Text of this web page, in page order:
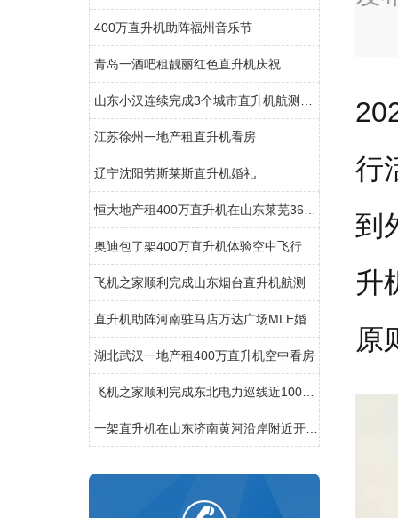
400万直升机助阵福州音乐节
青岛一酒吧租靓丽红色直升机庆祝
江苏徐州一地产租直升机看房
辽宁沈阳劳斯莱斯直升机婚礼
奥迪包了架400万直升机体验空中飞行
飞机之家顺利完成山东烟台直升机航测
湖北武汉一地产租400万直升机空中看房
行
到
升
原